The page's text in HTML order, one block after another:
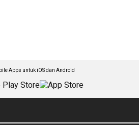
Apps untuk iOS dan Android